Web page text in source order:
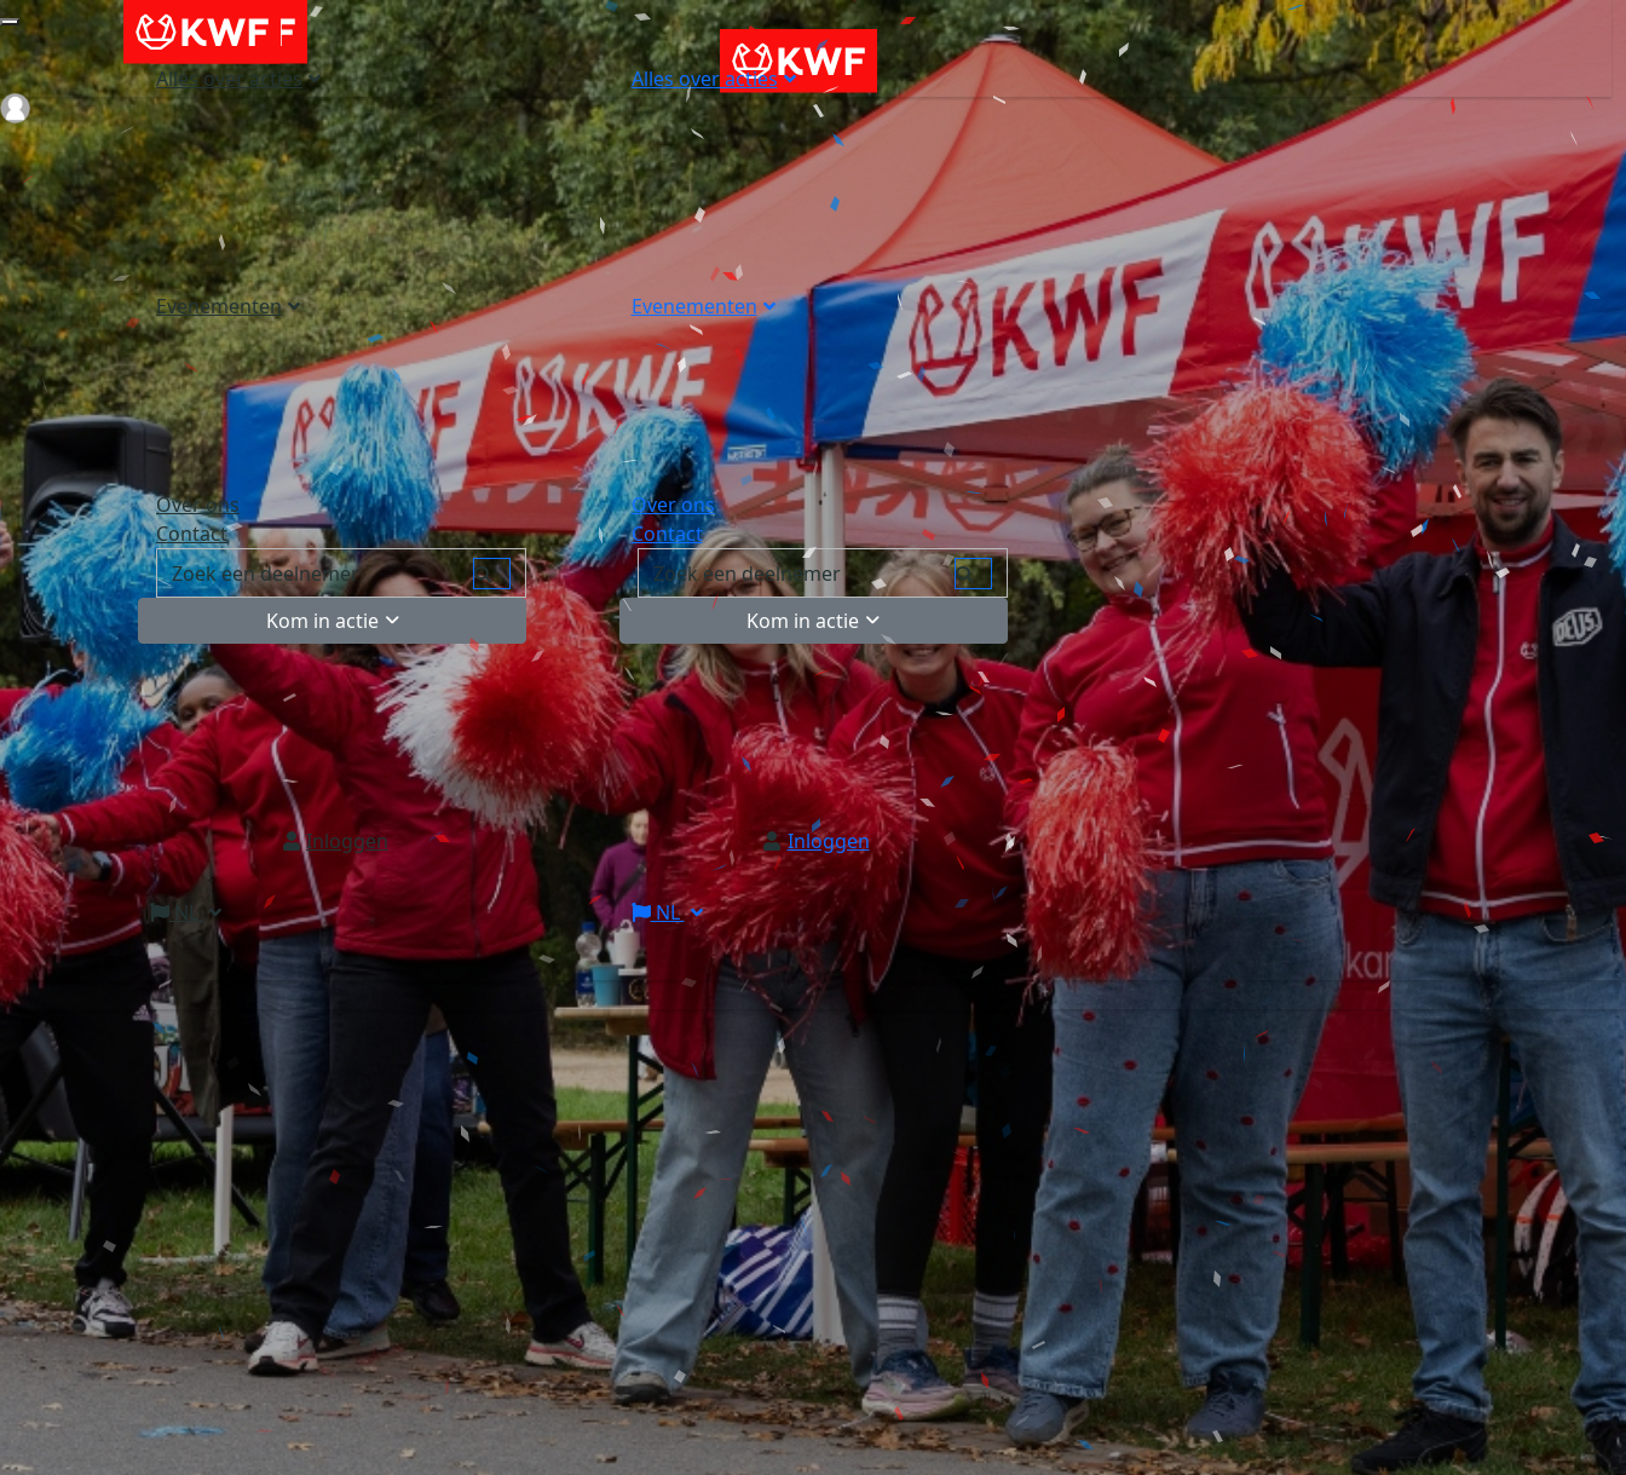
Alles over acties
Evenementen
Over ons
Contact
Kom in actie
Inloggen
NL
Alles over acties
Evenementen
Over ons
Contact
Kom in actie
Inloggen
NL
Login